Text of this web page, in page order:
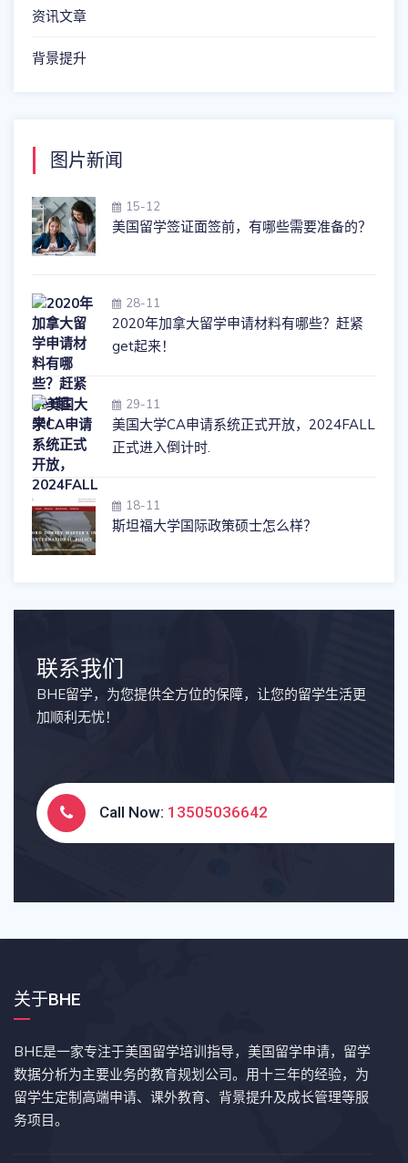
资讯文章
背景提升
图片新闻
15-12
美国留学签证面签前，有哪些需要准备的？
28-11
2020年加拿大留学申请材料有哪些？赶紧
get起来！
29-11
美国大学CA申请系统正式开放，2024FALL
正式进入倒计时.
18-11
斯坦福大学国际政策硕士怎么样？
联系我们
BHE留学，为您提供全方位的保障，让您的留学生活更
加顺利无忧！
Call Now: 13505036642
关于BHE
BHE是一家专注于美国留学培训指导，美国留学申请，留学
数据分析为主要业务的教育规划公司。用十三年的经验，为
留学生定制高端申请、课外教育、背景提升及成长管理等服
务项目。